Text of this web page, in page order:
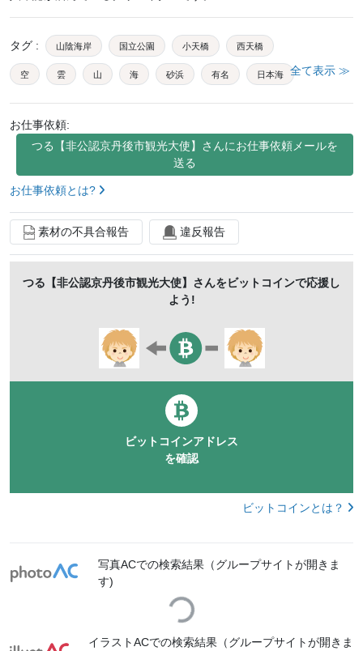
タグ : 山陰海岸 国立公園 小天橋 西天橋
空 雲 山 海 砂浜 有名 日本海
荒波 ドローン 空撮 快晴 空バック
波打ち際
風景
海景 山並
マリンブルー コバルトブルー 白波 京都府
京丹後市 丹後 山陰 近畿 日本海側
全て表示 ≫
お仕事依頼:
つる【非公認京丹後市観光大使】
さんにお仕事依頼メールを
送る
お仕事依頼とは?
素材の不具合報告 違反報告
つる【非公認京丹後市観光大使】 さんをビットコインで応援し
よう!
ビットコインアドレス
を確認
ビットコインとは？
写真ACでの検索結果（グループサイトが開きま
す)
Loading...
イラストACでの検索結果（グループサイトが開きま